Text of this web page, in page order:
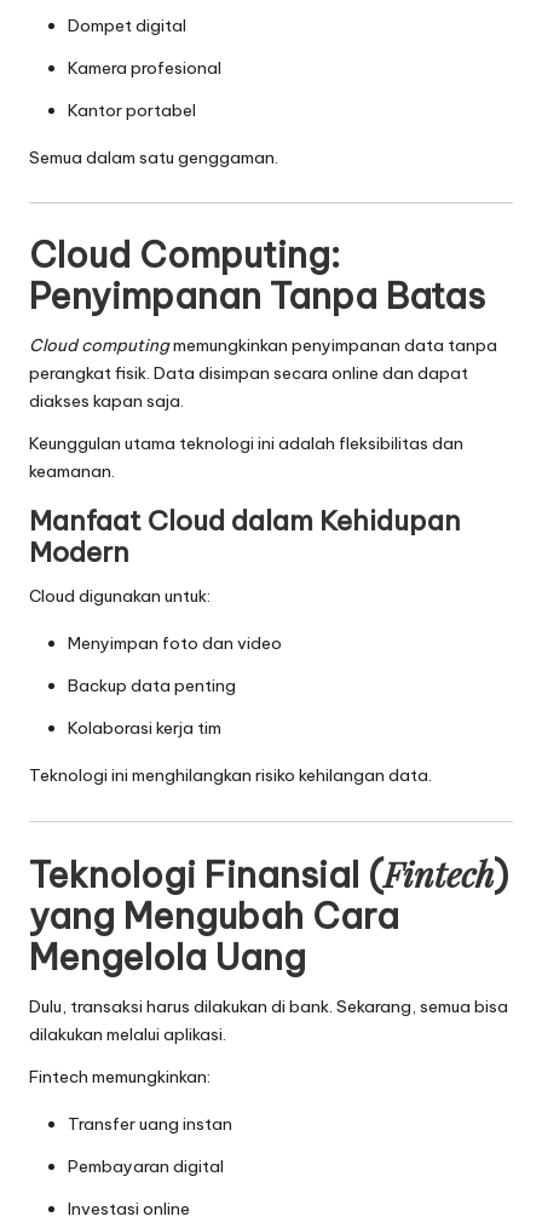
Dompet digital
Kamera profesional
Kantor portabel
Semua dalam satu genggaman.
Cloud Computing:
Penyimpanan Tanpa Batas
Cloud computingmemungkinkan penyimpanan data tanpa
perangkat fisik. Data disimpan secara online dan dapat
diakses kapan saja.
Keunggulan utama teknologi ini adalah fleksibilitas dan
keamanan.
Manfaat Cloud dalam Kehidupan
Modern
Cloud digunakan untuk:
Menyimpan foto dan video
Backup data penting
Kolaborasi kerja tim
Teknologi ini menghilangkan risiko kehilangan data.
Teknologi Finansial (Fintech)
yang Mengubah Cara
Mengelola Uang
Dulu, transaksi harus dilakukan di bank. Sekarang, semua bisa
dilakukan melalui aplikasi.
Fintech memungkinkan:
Transfer uang instan
Pembayaran digital
Investasi online